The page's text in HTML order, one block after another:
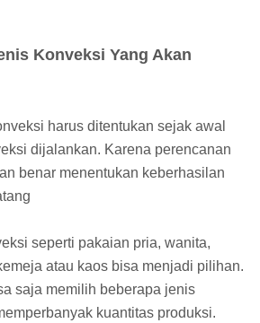
Konveksi Yang Akan
harus ditentukan sejak awal
dijalankan. Karena perencanan
benar menentukan keberhasilan
seperti pakaian pria, wanita,
atau kaos bisa menjadi pilihan.
saja memilih beberapa jenis
kuantitas produksi.